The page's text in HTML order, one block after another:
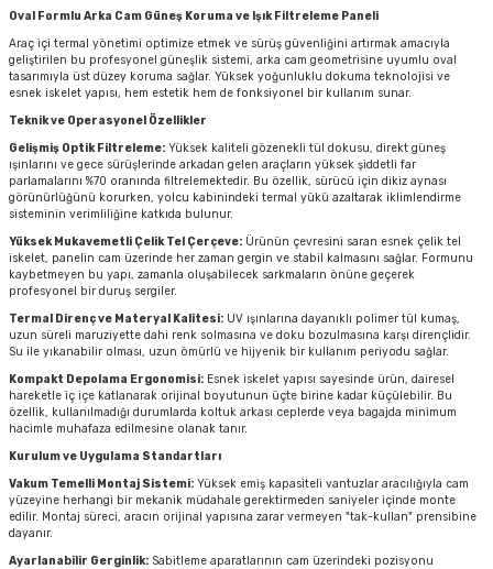
Oval Formlu Arka Cam Güneş Koruma ve Işık Filtreleme Paneli
Araç içi termal yönetimi optimize etmek ve sürüş güvenliğini artırmak amacıyla
geliştirilen bu profesyonel güneşlik sistemi, arka cam geometrisine uyumlu oval
tasarımıyla üst düzey koruma sağlar. Yüksek yoğunluklu dokuma teknolojisi ve
esnek iskelet yapısı, hem estetik hem de fonksiyonel bir kullanım sunar.
Teknik ve Operasyonel Özellikler
Gelişmiş Optik Filtreleme: Yüksek kaliteli gözenekli tül dokusu, direkt güneş
ışınlarını ve gece sürüşlerinde arkadan gelen araçların yüksek şiddetli far
parlamalarını %70 oranında filtrelemektedir. Bu özellik, sürücü için dikiz aynası
görünürlüğünü korurken, yolcu kabinindeki termal yükü azaltarak iklimlendirme
sisteminin verimliliğine katkıda bulunur.
Yüksek Mukavemetli Çelik Tel Çerçeve: Ürünün çevresini saran esnek çelik tel
iskelet, panelin cam üzerinde her zaman gergin ve stabil kalmasını sağlar. Formunu
kaybetmeyen bu yapı, zamanla oluşabilecek sarkmaların önüne geçerek
profesyonel bir duruş sergiler.
Termal Direnç ve Materyal Kalitesi: UV ışınlarına dayanıklı polimer tül kumaş,
uzun süreli maruziyette dahi renk solmasına ve doku bozulmasına karşı dirençlidir.
Su ile yıkanabilir olması, uzun ömürlü ve hijyenik bir kullanım periyodu sağlar.
Kompakt Depolama Ergonomisi: Esnek iskelet yapısı sayesinde ürün, dairesel
hareketle iç içe katlanarak orijinal boyutunun üçte birine kadar küçülebilir. Bu
özellik, kullanılmadığı durumlarda koltuk arkası ceplerde veya bagajda minimum
hacimle muhafaza edilmesine olanak tanır.
Kurulum ve Uygulama Standartları
Vakum Temelli Montaj Sistemi: Yüksek emiş kapasiteli vantuzlar aracılığıyla cam
yüzeyine herhangi bir mekanik müdahale gerektirmeden saniyeler içinde monte
edilir. Montaj süreci, aracın orijinal yapısına zarar vermeyen "tak-kullan" prensibine
dayanır.
Ayarlanabilir Gerginlik: Sabitleme aparatlarının cam üzerindeki pozisyonu